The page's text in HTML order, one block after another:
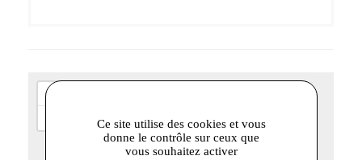
+
Ce site utilise des cookies et vous
donne le contrôle sur ceux que
vous souhaitez activer